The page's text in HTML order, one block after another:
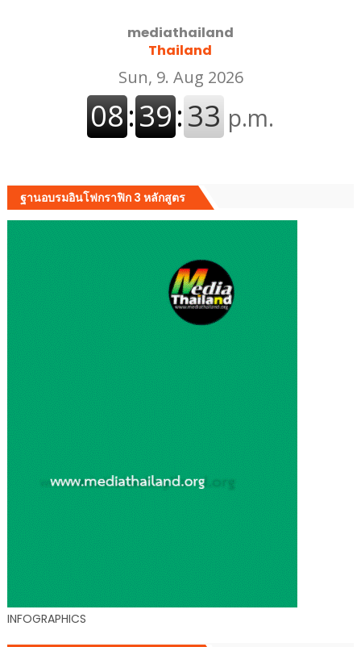
mediathailand
Thailand
ฐานอบรมอินโฟกราฟิก 3 หลักสูตร
INFOGRAPHICS